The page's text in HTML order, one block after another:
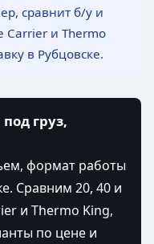
сравнит б/у и
Carrier и Thermo
в Рубцовске.
груз,
формат работы
Сравним 20, 40 и
и Thermo King,
по цене и